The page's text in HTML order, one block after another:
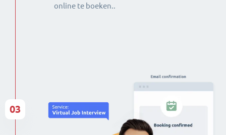
online te boeken..
03